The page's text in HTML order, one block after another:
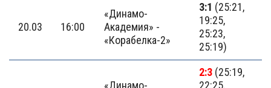
20.03 16:00
«Динамо-
Академия» -
«Корабелка-2»
3:1 (25:21,
19:25,
25:23,
25:19)
«Динамо-
2:3 (25:19,
22:25,